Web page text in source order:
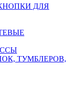
ДЛЯ
ТУМБЛЕРОВ,